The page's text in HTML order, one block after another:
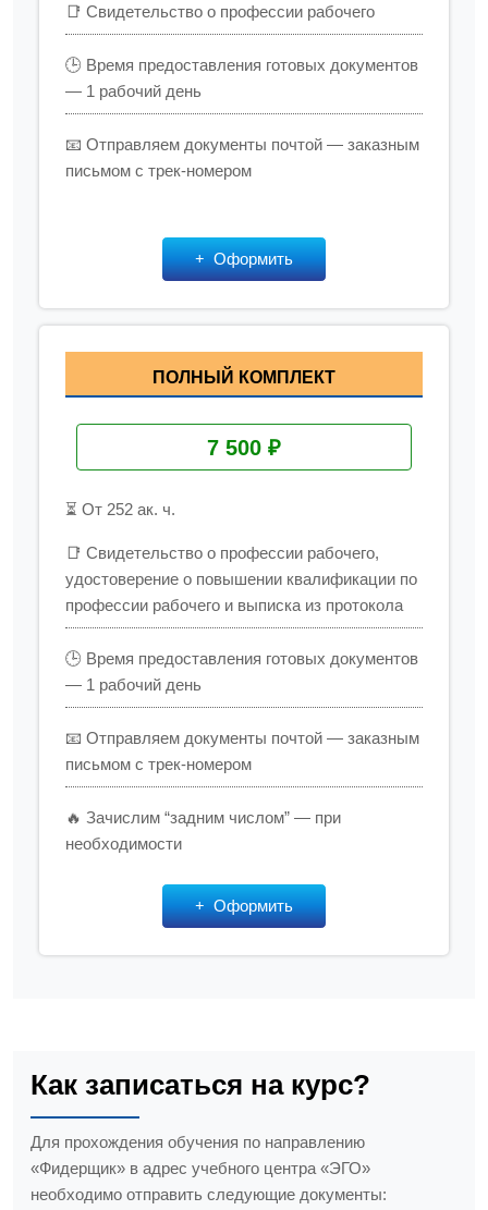
📑 Свидетельство о профессии рабочего
🕒 Время предоставления готовых документов
— 1 рабочий день
📧 Отправляем документы почтой — заказным
письмом с трек-номером
Оформить
ПОЛНЫЙ КОМПЛЕКТ
7 500 ₽
⏳ От 252 ак. ч.
📑 Свидетельство о профессии рабочего,
удостоверение о повышении квалификации по
профессии рабочего и выписка из протокола
🕒 Время предоставления готовых документов
— 1 рабочий день
📧 Отправляем документы почтой — заказным
письмом с трек-номером
🔥 Зачислим “задним числом” — при
необходимости
Оформить
Как записаться на курс?
Для прохождения обучения по направлению
«Фидерщик» в адрес учебного центра «ЭГО»
необходимо отправить следующие документы: